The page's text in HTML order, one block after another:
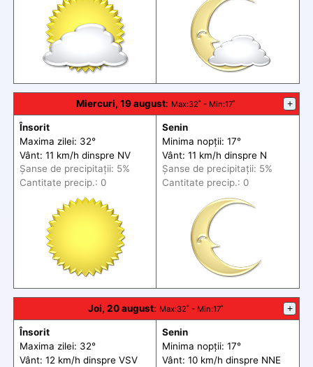
Miercuri, 19 august: Max:32˚ - Min:17˚ +
Însorit
Maxima zilei: 32°
Vânt: 11 km/h dinspre NV
Șanse de precipitații: 5%
Cantitate precip.: 0
Senin
Minima nopții: 17°
Vânt: 11 km/h dinspre N
Șanse de precipitații: 5%
Cantitate precip.: 0
Joi, 20 august: Max:32˚ - Min:17˚ +
Însorit
Maxima zilei: 32°
Vânt: 12 km/h dinspre VSV
Senin
Minima nopții: 17°
Vânt: 10 km/h dinspre NNE